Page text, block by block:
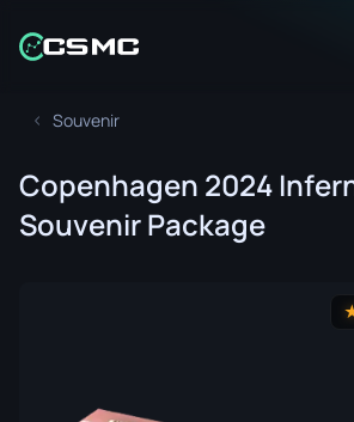
Souvenir
Copenhagen 2024
Souvenir Package